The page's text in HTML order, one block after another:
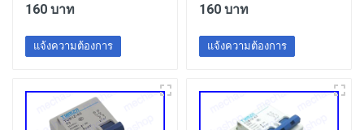
160 บาท
แจ้งความต้องการ
160 บาท
แจ้งความต้องการ